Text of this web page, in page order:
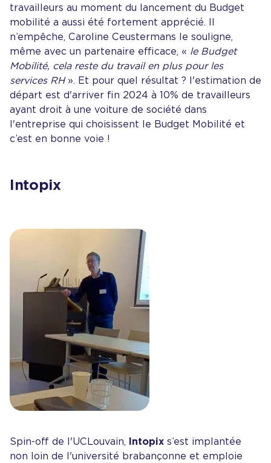
travailleurs au moment du lancement du Budget
mobilité a aussi été fortement apprécié. Il
n’empêche, Caroline Ceustermans le souligne,
même avec un partenaire efficace, « le Budget
Mobilité, cela reste du travail en plus pour les
services RH». Et pour quel résultat ? l'estimation de
départ est d'arriver fin 2024 à 10% de travailleurs
ayant droit à une voiture de société dans
l'entreprise qui choisissent le Budget Mobilité et
c’est en bonne voie !
Intopix
Spin-off de l'UCLouvain, Intopix s’est implantée
non loin de l'université brabançonne et emploie